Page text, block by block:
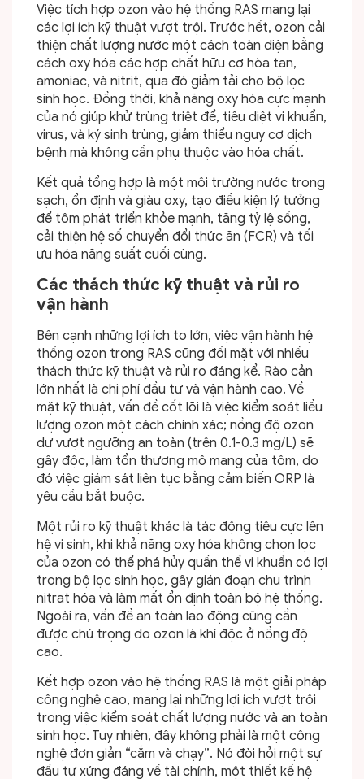
Việc tích hợp ozon vào hệ thống RAS mang lại
các lợi ích kỹ thuật vượt trội. Trước hết, ozon cải
thiện chất lượng nước một cách toàn diện bằng
cách oxy hóa các hợp chất hữu cơ hòa tan,
amoniac, và nitrit, qua đó giảm tải cho bộ lọc
sinh học. Đồng thời, khả năng oxy hóa cực mạnh
của nó giúp khử trùng triệt để, tiêu diệt vi khuẩn,
virus, và ký sinh trùng, giảm thiểu nguy cơ dịch
bệnh mà không cần phụ thuộc vào hóa chất.
Kết quả tổng hợp là một môi trường nước trong
sạch, ổn định và giàu oxy, tạo điều kiện lý tưởng
để tôm phát triển khỏe mạnh, tăng tỷ lệ sống,
cải thiện hệ số chuyển đổi thức ăn (FCR) và tối
ưu hóa năng suất cuối cùng.
Các thách thức kỹ thuật và rủi ro
vận hành
Bên cạnh những lợi ích to lớn, việc vận hành hệ
thống ozon trong RAS cũng đối mặt với nhiều
thách thức kỹ thuật và rủi ro đáng kể. Rào cản
lớn nhất là chi phí đầu tư và vận hành cao. Về
mặt kỹ thuật, vấn đề cốt lõi là việc kiểm soát liều
lượng ozon một cách chính xác; nồng độ ozon
dư vượt ngưỡng an toàn (trên 0.1-0.3 mg/L) sẽ
gây độc, làm tổn thương mô mang của tôm, do
đó việc giám sát liên tục bằng cảm biến ORP là
yêu cầu bắt buộc.
Một rủi ro kỹ thuật khác là tác động tiêu cực lên
hệ vi sinh, khi khả năng oxy hóa không chọn lọc
của ozon có thể phá hủy quần thể vi khuẩn có lợi
trong bộ lọc sinh học, gây gián đoạn chu trình
nitrat hóa và làm mất ổn định toàn bộ hệ thống.
Ngoài ra, vấn đề an toàn lao động cũng cần
được chú trọng do ozon là khí độc ở nồng độ
cao.
Kết hợp ozon vào hệ thống RAS là một giải pháp
công nghệ cao, mang lại những lợi ích vượt trội
trong việc kiểm soát chất lượng nước và an toàn
sinh học. Tuy nhiên, đây không phải là một công
nghệ đơn giản “cắm và chạy”. Nó đòi hỏi một sự
đầu tư xứng đáng về tài chính, một thiết kế hệ